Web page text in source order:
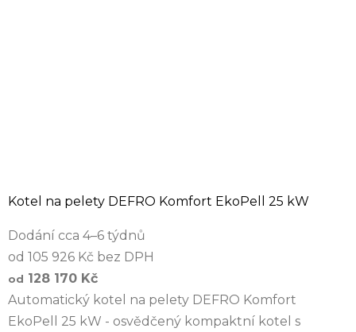
Kotel na pelety DEFRO Komfort EkoPell 25 kW
Dodání cca 4–6 týdnů
od 105 926 Kč bez DPH
od 128 170 Kč
Automatický kotel na pelety DEFRO Komfort
EkoPell 25 kW - osvědčený kompaktní kotel s